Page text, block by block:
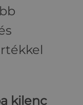
kilenc